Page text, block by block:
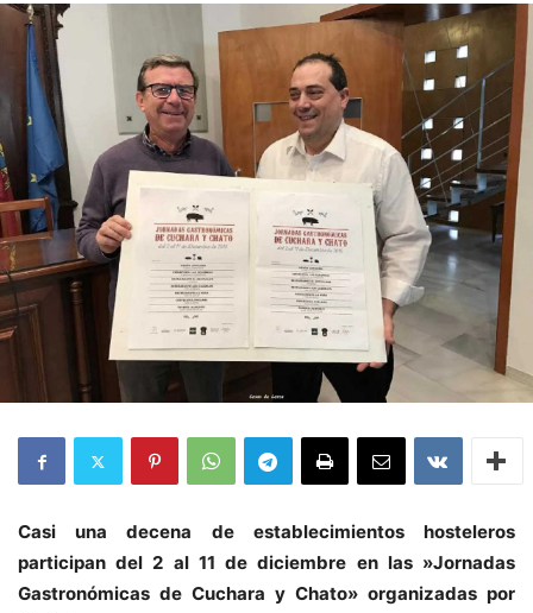
Casi una decena de establecimientos hosteleros
participan del 2 al 11 de diciembre en las »Jornadas
Gastronómicas de Cuchara y Chato» organizadas por